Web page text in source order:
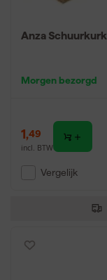
Anza Schuurkurk
Morgen bezorgd
1,49
incl. BTW
Vergelijk